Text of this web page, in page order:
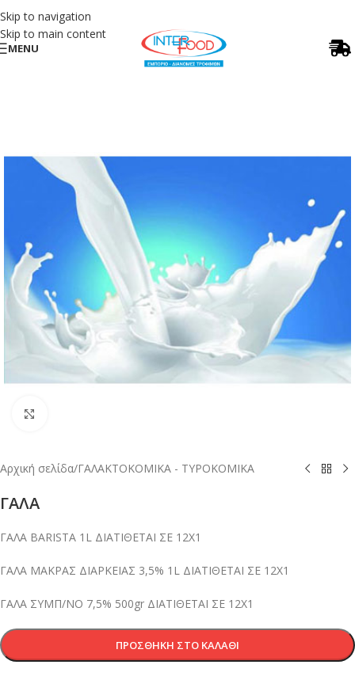
Skip to navigation
Skip to main content
MENU
Αρχική σελίδα/ΓΑΛΑΚΤΟΚΟΜΙΚΑ - ΤΥΡΟΚΟΜΙΚΑ
ΓΑΛΑ
ΓΑΛΑ BARISTA 1L ΔΙΑΤΙΘΕΤΑΙ ΣΕ 12X1
ΓΑΛΑ ΜΑΚΡΑΣ ΔΙΑΡΚΕΙΑΣ 3,5% 1L ΔΙΑΤΙΘΕΤΑΙ ΣΕ 12X1
ΓΑΛΑ ΣΥΜΠ/ΝΟ 7,5% 500gr ΔΙΑΤΙΘΕΤΑΙ ΣΕ 12X1
ΠΡΟΣΘΉΚΗ ΣΤΟ ΚΑΛΆΘΙ